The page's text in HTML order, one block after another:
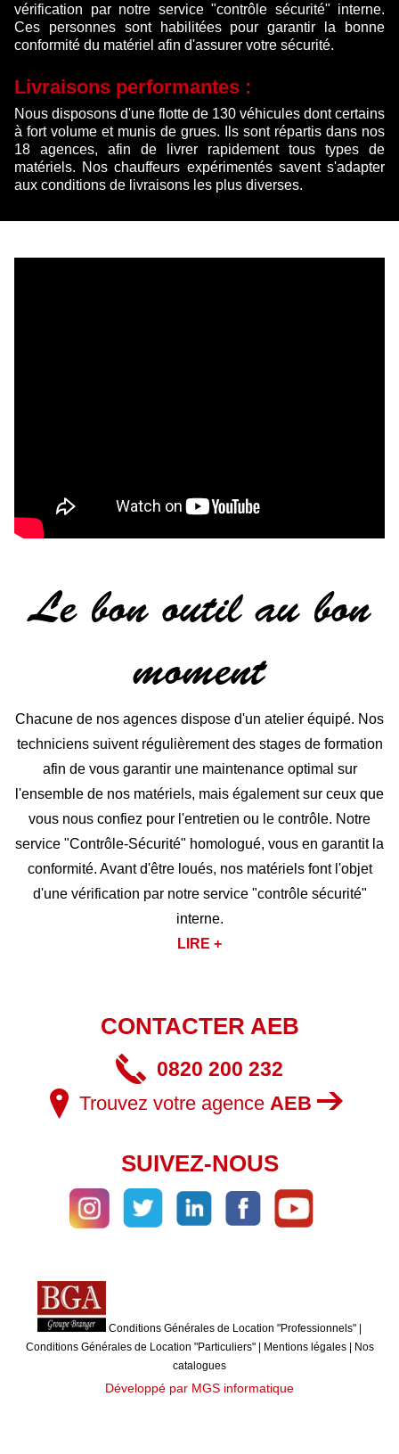
vérification par notre service "contrôle sécurité" interne.
Ces personnes sont habilitées pour garantir la bonne
conformité du matériel afin d'assurer votre sécurité.
Livraisons performantes :
Nous disposons d'une flotte de 130 véhicules dont certains
à fort volume et munis de grues. Ils sont répartis dans nos
18 agences, afin de livrer rapidement tous types de
matériels. Nos chauffeurs expérimentés savent s'adapter
aux conditions de livraisons les plus diverses.
Le bon outil au bon
moment
Chacune de nos agences dispose d'un atelier équipé. Nos
techniciens suivent régulièrement des stages de formation
afin de vous garantir une maintenance optimal sur
l'ensemble de nos matériels, mais également sur ceux que
vous nous confiez pour l'entretien ou le contrôle. Notre
service "Contrôle-Sécurité" homologué, vous en garantit la
conformité. Avant d'être loués, nos matériels font l'objet
d'une vérification par notre service "contrôle sécurité"
interne.
LIRE +
CONTACTER AEB
0820 200 232
Trouvez votre agence AEB
SUIVEZ-NOUS
Conditions Générales de Location "Professionnels" |
Conditions Générales de Location "Particuliers"| Mentions légales| Nos
catalogues
Développé par MGS informatique